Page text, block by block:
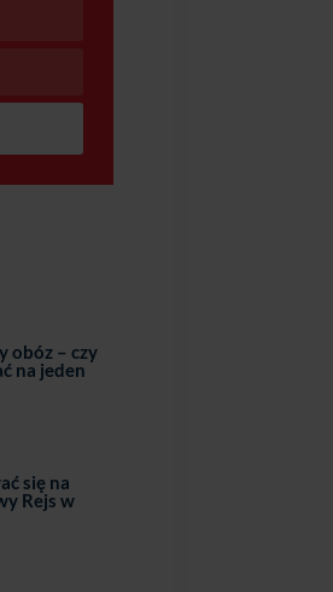
obóz – czy
na jeden
się na
Rejs w